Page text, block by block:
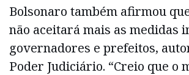
Bolsonaro também afirmou
não aceitará mais as medidas
governadores e prefeitos,
Poder Judiciário. “Creio que o